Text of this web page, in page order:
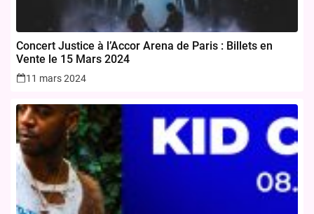
Concert Justice à l’Accor Arena de Paris : Billets en
Vente le 15 Mars 2024
11 mars 2024